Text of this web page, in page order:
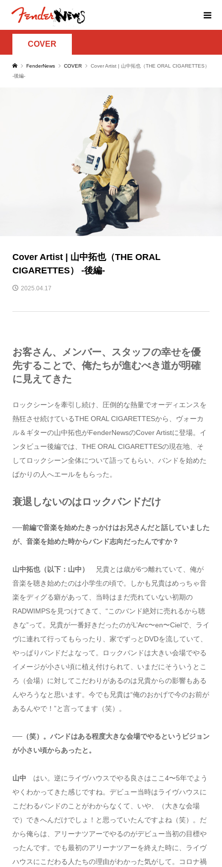
COVER
FenderNews COVER
Cover Artist | 山中拓也（THE ORAL CIGARETTES）
-後編-
Cover Artist | 山中拓也（THE ORAL
CIGARETTES） -後編-
2025.04.17
お客さん、メンバー、スタッフの幸せを優
先することで、俺たちが進むべき道が明確
に見えてきた
ロックシーンを牽引し続け、圧倒的な熱量でオーディエンスを
熱狂させ続けているTHE ORAL CIGARETTESから、ヴォーカ
ル＆ギターの山中拓也がFenderNewsのCover Artistに登場。イ
ンタビュー後編では、THE ORAL CIGARETTESの現在地、そ
してロックシーン全体について語ってもらい、バンドを始めた
ばかりの人へエールをもらった。
衰退しないのはロックバンドだけ
──前編で音楽を始めたきっかけはお兄さんだと話していました
が、音楽を始めた時からバンド志向だったんですか？
山中拓也（以下：山中）
兄貴とは歳が6つ離れていて、俺が
音楽を聴き始めたのは小学生の頃で。しかも兄貴はめっちゃ音
楽をディグる癖があって、当時はまだ売れていない初期の
RADWIMPSを見つけてきて、“このバンド絶対に売れるから聴
きな”って。兄貴が一番好きだったのがL’Arc〜en〜Cielで、ライ
ヴに連れて行ってもらったり、家でずっとDVDを流していて、
やっぱりバンドだよなって。ロックバンドは大きい会場でやる
イメージが小さい頃に植え付けられて、いまだにそういうとこ
ろ（会場）に対してこだわりがあるのは兄貴からの影響もある
んやろうなと思います。今でも兄貴は“俺のおかげで今のお前が
あるんやで！”と言ってます（笑）。
──（笑）。バンドはある程度大きな会場でやるというビジョン
が小さい頃からあったと。
山中 はい。逆にライヴハウスでやる良さはここ4〜5年でよう
やくわかってきた感じですね。デビュー当時はライヴハウスに
こだわるバンドのことがわからなくて、いや、（大きな会場
で）できへんだけでしょ！と思っていたんですよね（笑）。だ
から俺らは、アリーナツアーでやるのがデビュー当初の目標や
ったんです。でも最初のアリーナツアーを終えた時に、ライヴ
ハウスにこだわる人たちの理由がわかった気がして。コロナ禍